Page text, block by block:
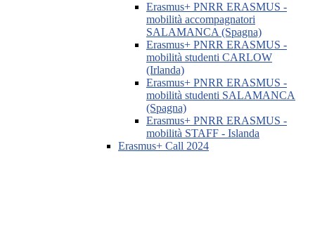
Erasmus+ PNRR ERASMUS -
mobilità accompagnatori
SALAMANCA (Spagna)
Erasmus+ PNRR ERASMUS -
mobilità studenti CARLOW
(Irlanda)
Erasmus+ PNRR ERASMUS -
mobilità studenti SALAMANCA
(Spagna)
Erasmus+ PNRR ERASMUS -
mobilità STAFF - Islanda
Erasmus+ Call 2024